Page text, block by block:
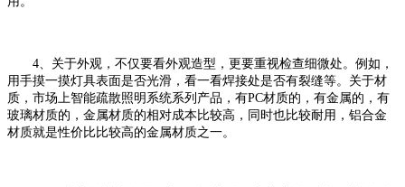
4、关于外观，不仅要看外观造型，更要重视检查细微处。例如，
用手摸一摸灯具表面是否光滑，看一看焊接处是否有裂缝等。关于材
质，市场上智能疏散照明系统系列产品，有PC材质的，有金属的，有
玻璃材质的，金属材质的相对成本比较高，同时也比较耐用，铝合金
材质就是性价比比较高的金属材质之一。